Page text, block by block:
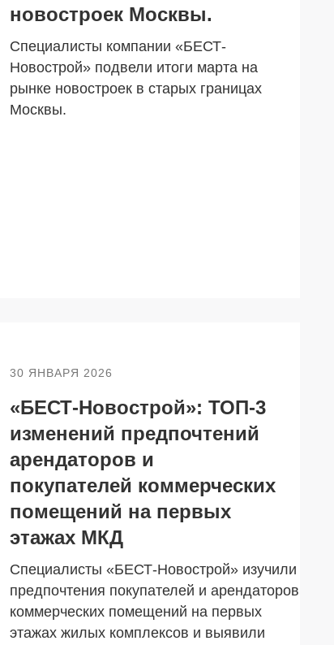
новостроек Москвы.
Специалисты компании «БЕСТ-
Новострой» подвели итоги марта на
рынке новостроек в старых границах
Москвы.
30 ЯНВАРЯ 2026
«БЕСТ-Новострой»: ТОП-3
изменений предпочтений
арендаторов и
покупателей коммерческих
помещений на первых
этажах МКД
Специалисты «БЕСТ-Новострой» изучили
предпочтения покупателей и арендаторов
коммерческих помещений на первых
этажах жилых комплексов и выявили